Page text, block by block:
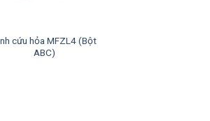
cứu hỏa MFZL4 (Bột
ABC)